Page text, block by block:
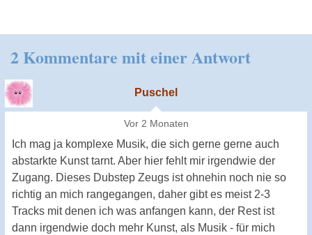
2 Kommentare mit einer Antwort
Puschel
Vor 2 Monaten
Ich mag ja komplexe Musik, die sich gerne gerne auch
abstarkte Kunst tarnt. Aber hier fehlt mir irgendwie der
Zugang. Dieses Dubstep Zeugs ist ohnehin noch nie so
richtig an mich rangegangen, daher gibt es meist 2-3
Tracks mit denen ich was anfangen kann, der Rest ist
dann irgendwie doch mehr Kunst, als Musik - für mich